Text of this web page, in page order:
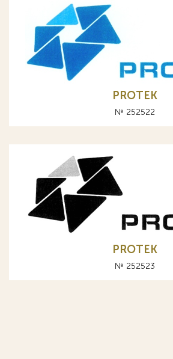
PROTEK
№ 252522
PROTEK
№ 252523